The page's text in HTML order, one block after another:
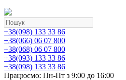
+38(098) 133 33 86
+38(066) 06 07 800
+38(068) 06 07 800
+38(093) 133 33 86
+38(098) 133 33 86
Працюємо: Пн-Пт з 9:00 до 16:00